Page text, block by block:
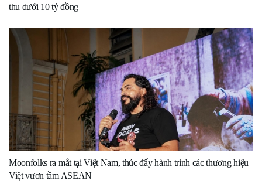
thu dưới 10 tỷ đồng
Moonfolks ra mắt tại Việt Nam, thúc đẩy hành trình các thương hiệu
Việt vươn tầm ASEAN